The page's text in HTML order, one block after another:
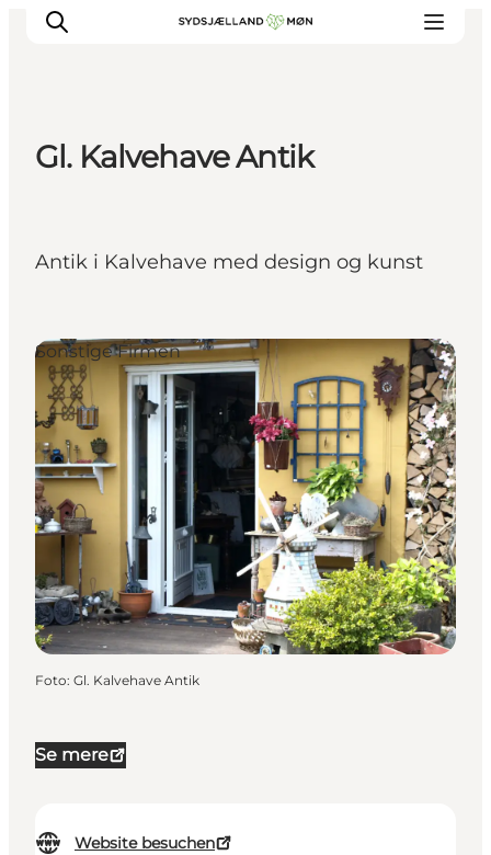
Events
Reise planen
Gl. Kalvehave Antik
Antik i Kalvehave med design og kunst
Se mere
Website besuchen
Sonstige Firmen
Foto: Gl. Kalvehave Antik